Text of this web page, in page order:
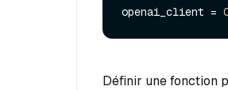
openai_client =
Définir une fonction